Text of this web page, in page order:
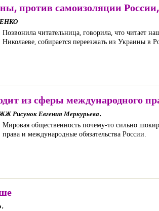
против самоизоляции
Позвонила читательница, говорила, что читает
Николаеве, собирается переезжать из Украины
из сферы международного
Рисунок Евгения Меркурьева.
Мировая общественность почему-то сильно
права и международные обязательства России.